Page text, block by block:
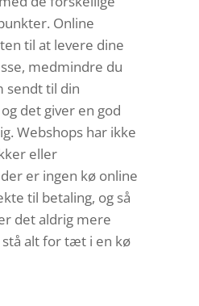
Online
til at levere dine
medmindre du
sendt til din
det giver en god
Webshops har ikke
eller
er ingen kø online
til betaling, og så
det aldrig mere
stå alt for tæt i en kø